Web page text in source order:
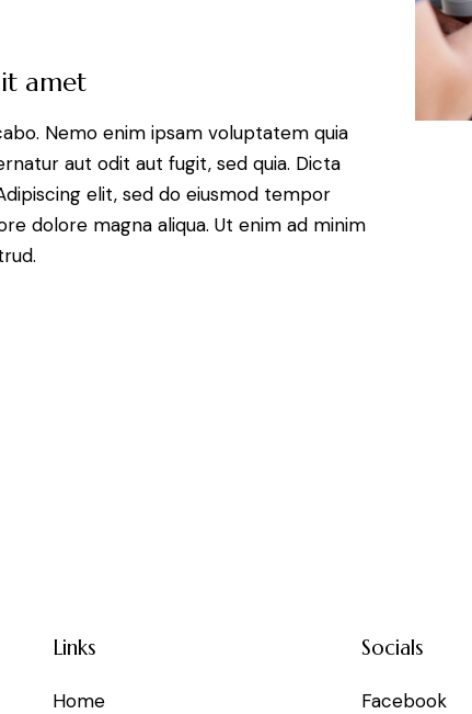
amet
Nemo enim ipsam voluptatem quia
aut odit aut fugit, sed quia. Dicta
elit, sed do eiusmod tempor
dolore magna aliqua. Ut enim ad minim
Links
Home
Socials
Facebook